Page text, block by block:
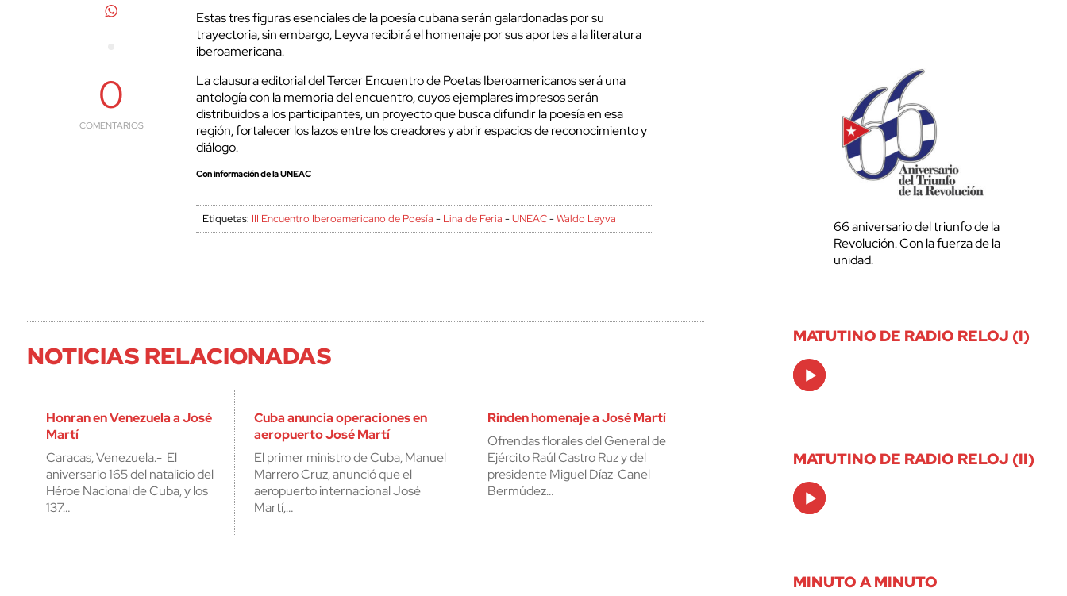
0
COMENTARIOS
Estas tres figuras esenciales de la poesía cubana serán galardonadas por su
trayectoria, sin embargo, Leyva recibirá el homenaje por sus aportes a la literatura
iberoamericana.
La clausura editorial del Tercer Encuentro de Poetas Iberoamericanos será una
antología con la memoria del encuentro, cuyos ejemplares impresos serán
distribuidos a los participantes, un proyecto que busca difundir la poesía en esa
región, fortalecer los lazos entre los creadores y abrir espacios de reconocimiento y
diálogo.
Con información de la UNEAC
Etiquetas: III Encuentro Iberoamericano de Poesía - Lina de Feria -UNEAC-Waldo Leyva
NOTICIAS RELACIONADAS
Honran en Venezuela a José
Martí
Caracas, Venezuela.- El
aniversario 165 del natalicio del
Héroe Nacional de Cuba, y los
137…
Cuba anuncia operaciones en
aeropuerto José Martí
El primer ministro de Cuba, Manuel
Marrero Cruz, anunció que el
aeropuerto internacional José
Martí,…
Rinden homenaje a José Martí
Ofrendas florales del General de
Ejército Raúl Castro Ruz y del
presidente Miguel Díaz-Canel
Bermúdez…
66 aniversario del triunfo de la
Revolución. Con la fuerza de la
unidad.
MATUTINO DE RADIO RELOJ (I)
Audio
Player
MATUTINO DE RADIO RELOJ (II)
Audio
Player
MINUTO A MINUTO